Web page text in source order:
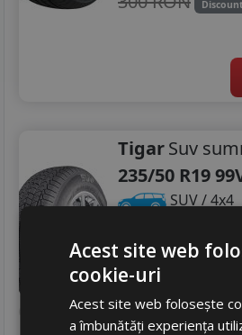
Discount
TigarSuv
235/50 R19
SUV / 4x4
Aderenta C
Zgomot
572RON
Acest site web
cookie-uri
Acest site web folosește
a îmbunătăți experiența